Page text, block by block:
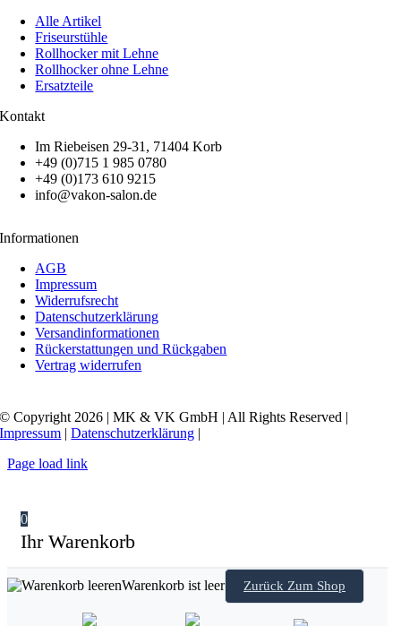
Alle Artikel
Friseurstühle
Rollhocker mit Lehne
Rollhocker ohne Lehne
Ersatzteile
Kontakt
Im Riebeisen 29-31, 71404 Korb
+49 (0)715 1 985 0780
+49 (0)173 610 9215
info@vakon-salon.de
Informationen
AGB
Impressum
Widerrufsrecht
Datenschutzerklärung
Versandinformationen
Rückerstattungen und Rückgaben
Vertrag widerrufen
© Copyright 2026 | MK & VK GmbH | All Rights Reserved |
Impressum |Datenschutzerklärung |
Page load link
0
Ihr Warenkorb
Warenkorb ist leer Zurück Zum Shop